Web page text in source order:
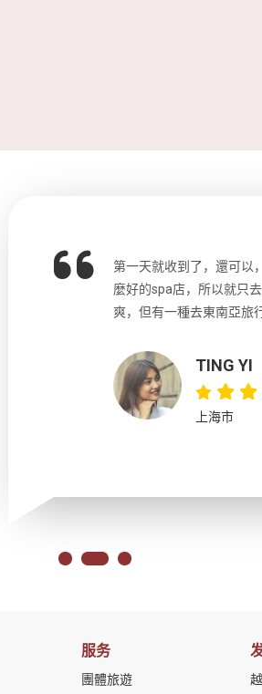
多歷
，都
第一天就收到了，還可以
麼好的spa店，所以就只
爽，但有一種去東南亞旅
TING YI
上海市
服务
團體旅遊